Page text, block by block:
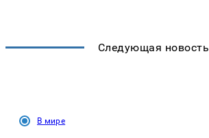
Следующая новость
В мире